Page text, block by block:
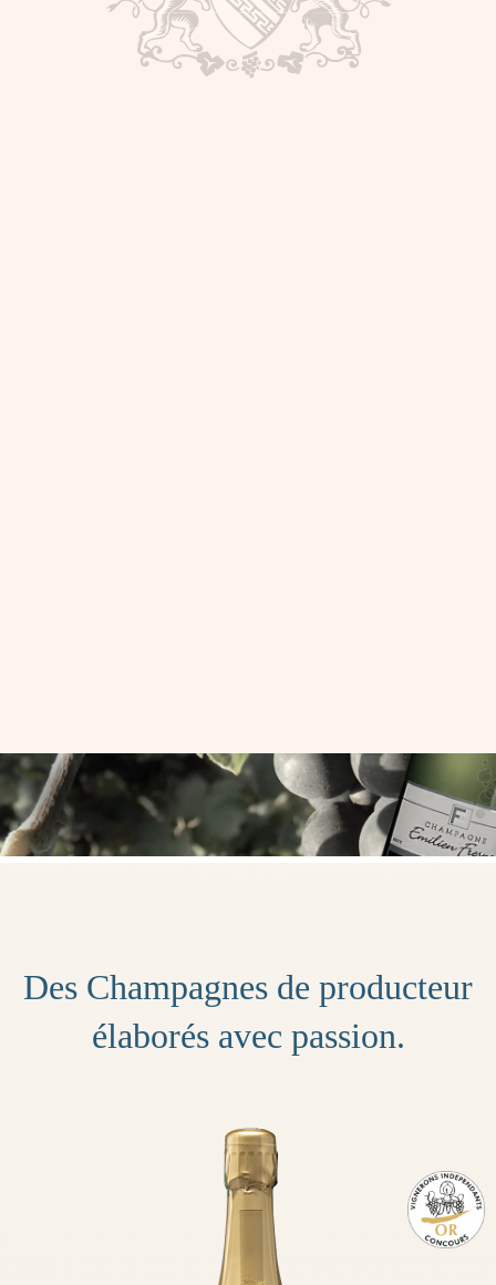
Des Champagnes de producteur
élaborés avec passion.